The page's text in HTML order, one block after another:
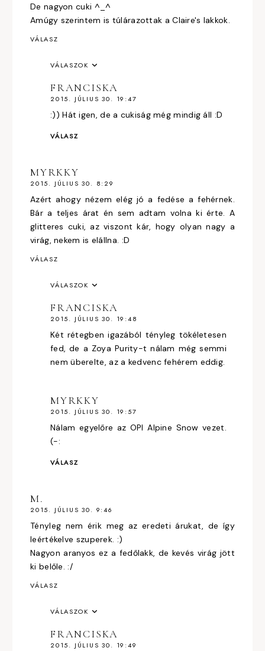
De nagyon cuki ^_^
Amúgy szerintem is túlárazottak a Claire's lakkok.
VÁLASZ
VÁLASZOK
FRANCISKA
2015. JÚLIUS 30. 19:47
:)) Hát igen, de a cukiság még mindig áll :D
VÁLASZ
MYRKKY
2015. JÚLIUS 30. 8:29
Azért ahogy nézem elég jó a fedése a fehérnek.
Bár a teljes árat én sem adtam volna ki érte. A
glitteres cuki, az viszont kár, hogy olyan nagy a
virág, nekem is elállna. :D
VÁLASZ
VÁLASZOK
FRANCISKA
2015. JÚLIUS 30. 19:48
Két rétegben igazából tényleg tökéletesen
fed, de a Zoya Purity-t nálam még semmi
nem überelte, az a kedvenc fehérem eddig.
MYRKKY
2015. JÚLIUS 30. 19:57
Nálam egyelőre az OPI Alpine Snow vezet.
(-:
VÁLASZ
M.
2015. JÚLIUS 30. 9:46
Tényleg nem érik meg az eredeti árukat, de így
leértékelve szuperek. :)
Nagyon aranyos ez a fedőlakk, de kevés virág jött
ki belőle. :/
VÁLASZ
VÁLASZOK
FRANCISKA
2015. JÚLIUS 30. 19:49